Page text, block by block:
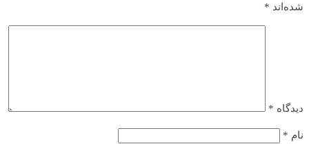
شده‌اند *
دیدگاه *
نام *